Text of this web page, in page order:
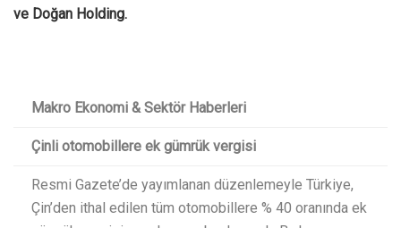
ve Doğan Holding.
Makro Ekonomi & Sektör Haberleri
Çinli otomobillere ek gümrük vergisi
Resmi Gazete’de yayımlanan düzenlemeyle Türkiye,
Çin’den ithal edilen tüm otomobillere % 40 oranında ek